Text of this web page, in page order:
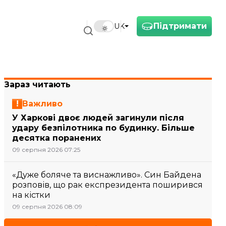
Підтримати
UK
Зараз читають
Важливо
У Харкові двоє людей загинули після
удару безпілотника по будинку. Більше
десятка поранених
09 серпня 2026 07:25
«Дуже боляче та виснажливо». Син Байдена
розповів, що рак експрезидента поширився
на кістки
09 серпня 2026 08:09